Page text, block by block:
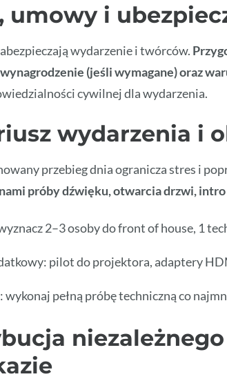
umowy i
wydarzenie i twórców.
(jeśli wymagane) oraz
cywilnej dla wydarzenia.
wydarzenia i
przebieg dnia ogranicza stres i
próby dźwięku, otwarcia drzwi,
2–3 osoby do front of house, 1
pilot do projektora, adaptery
wykonaj pełną próbę techniczną co